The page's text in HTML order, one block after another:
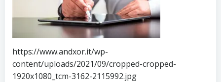
https://www.andxor.it/wp-
content/uploads/2021/09/cropped-cropped-
1920x1080_tcm-3162-2115992.jpg